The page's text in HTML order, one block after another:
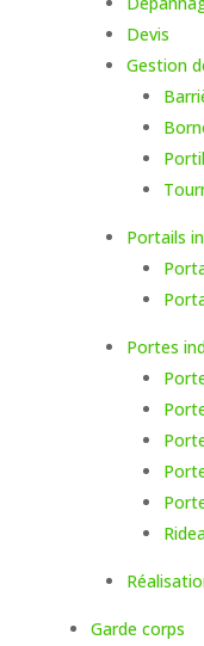
Devis
Gestion
Portails
Portes
Garde corps